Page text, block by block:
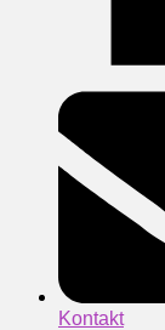
Kontakt